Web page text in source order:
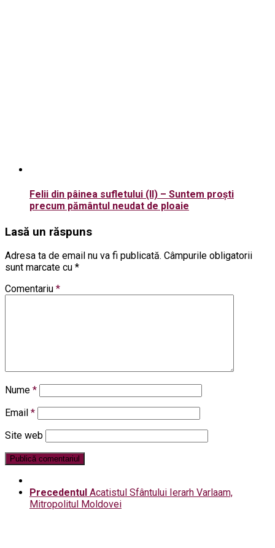
Felii din pâinea sufletului (II) – Suntem proști
precum pământul neudat de ploaie
Lasă un răspuns
Adresa ta de email nu va fi publicată. Câmpurile obligatorii
sunt marcate cu *
Comentariu *
Nume *
Email *
Site web
Precedentul Acatistul Sfântului Ierarh Varlaam,
Mitropolitul Moldovei